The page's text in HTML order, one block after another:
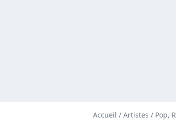
Accueil / Artistes / Pop,